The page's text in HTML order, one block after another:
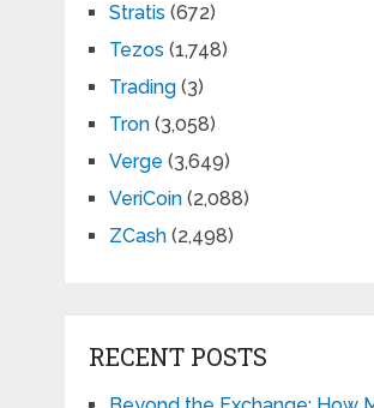
Stratis (672)
Tezos (1,748)
Trading(3)
Tron(3,058)
Verge (3,649)
VeriCoin(2,088)
ZCash(2,498)
RECENT POSTS